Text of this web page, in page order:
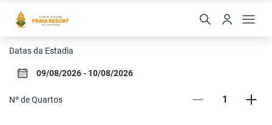
Porto Seguro Praia
Datas da Estadia
Nº de Quartos 1